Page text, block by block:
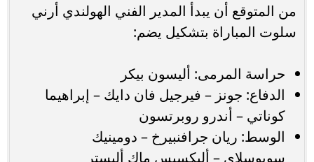
من المتوقع أن يبدأ المدير الفني الهولندي أرني
سلوت المباراة بتشكيل يضم:
حراسة المرمى: أليسون بيكر
الدفاع: جونز – فيرجيل فان دايك – إبراهيما
كوناتي – أندرو روبرتسون
الوسط: ريان جرافنبيرخ – دومينيك
سوبوسلاي – أليكسيس ماك أليستر